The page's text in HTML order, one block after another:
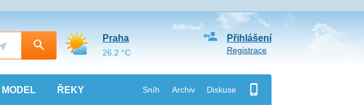
MODEL ŘEKY Sníh Archiv Diskuse
Přihlášení
Registrace
Praha
26.2 °C